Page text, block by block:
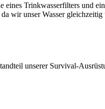
eines Trinkwasserfilters und
wir unser Wasser
unserer Survival-